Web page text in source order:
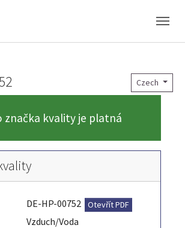
Czech
značka kvality je platná
DE-HP-00752 Otevřít PDF
Vzduch/Voda